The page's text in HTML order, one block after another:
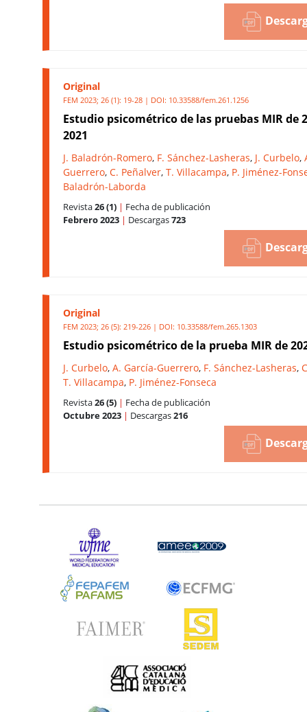
Original
FEM 2023; 26 (1): 19-28 | DOI: 10.33588/fem.261.1256
Estudio psicométrico de las pruebas MIR de
2021
J. Baladrón-Romero, F. Sánchez-Lasheras, J. Curbelo,
Guerrero, C. Peñalver, T. Villacampa, P. Jiménez-
Baladrón-Laborda
Revista26 (1) | Fecha de publicación
Febrero 2023 | Descargas723
Original
FEM 2023; 26 (5): 219-226 | DOI: 10.33588/fem.265.1303
Estudio psicométrico de la prueba MIR de
J. Curbelo, A. García-Guerrero, F. Sánchez-Lasheras,
T. Villacampa, P. Jiménez-Fonseca
Revista26 (5) | Fecha de publicación
Octubre 2023 | Descargas216